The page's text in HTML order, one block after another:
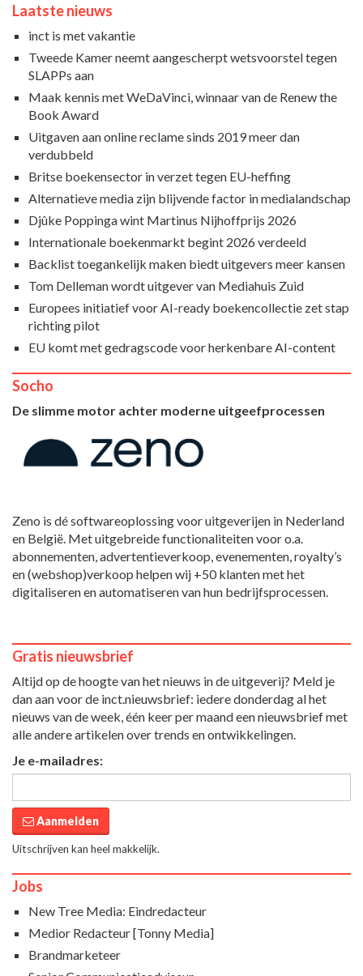
Laatste nieuws
inct is met vakantie
Tweede Kamer neemt aangescherpt wetsvoorstel tegen
SLAPPs aan
Maak kennis met WeDaVinci, winnaar van de Renew the
Book Award
Uitgaven aan online reclame sinds 2019 meer dan
verdubbeld
Britse boekensector in verzet tegen EU-heffing
Alternatieve media zijn blijvende factor in medialandschap
Djûke Poppinga wint Martinus Nijhoffprijs 2026
Internationale boekenmarkt begint 2026 verdeeld
Backlist toegankelijk maken biedt uitgevers meer kansen
Tom Delleman wordt uitgever van Mediahuis Zuid
Europees initiatief voor AI-ready boekencollectie zet stap
richting pilot
EU komt met gedragscode voor herkenbare AI-content
Socho
De slimme motor achter moderne uitgeefprocessen
Zeno is dé softwareoplossing voor uitgeverijen in Nederland
en België. Met uitgebreide functionaliteiten voor o.a.
abonnementen, advertentieverkoop, evenementen, royalty’s
en (webshop)verkoop helpen wij +50 klanten met het
digitaliseren en automatiseren van hun bedrijfsprocessen.
Gratis nieuwsbrief
Altijd op de hoogte van het nieuws in de uitgeverij? Meld je
dan aan voor de inct.nieuwsbrief: iedere donderdag al het
nieuws van de week, één keer per maand een nieuwsbrief met
alle andere artikelen over trends en ontwikkelingen.
Je e-mailadres:
Aanmelden
Uitschrijven kan heel makkelijk.
Jobs
New Tree Media: Eindredacteur
Medior Redacteur [Tonny Media]
Brandmarketeer